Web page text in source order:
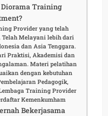
Training
Provider yang telah
Telah Melayani lebih dari
dan Asia Tenggara.
Praktisi, Akademisi dan
Materi pelatihan
dengan kebutuhan
Pedagogik,
Training Provider
Kemenkumham
Bekerjasama